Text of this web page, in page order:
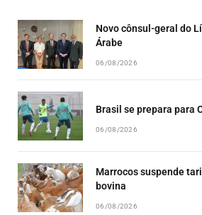
Novo cônsul-geral do
Árabe
06/08/2026
Brasil se prepara para
06/08/2026
Marrocos suspende
bovina
06/08/2026